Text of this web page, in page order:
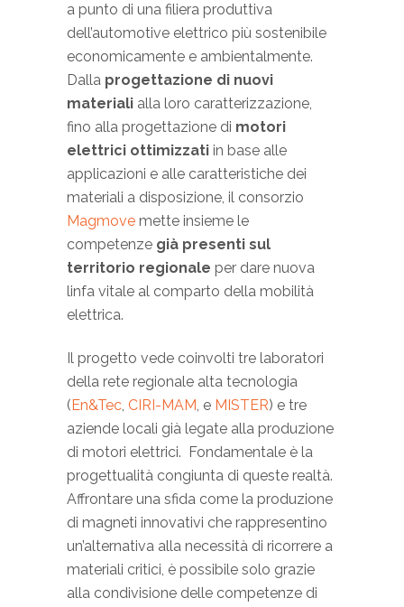
a punto di una filiera produttiva
dell’automotive elettrico più sostenibile
economicamente e ambientalmente.
Dalla progettazione di nuovi
materiali alla loro caratterizzazione,
fino alla progettazione di motori
elettrici ottimizzati in base alle
applicazioni e alle caratteristiche dei
materiali a disposizione, il consorzio
Magmove mette insieme le
competenze già presenti sul
territorio regionale per dare nuova
linfa vitale al comparto della mobilità
elettrica.
Il progetto vede coinvolti tre laboratori
della rete regionale alta tecnologia
(En&Tec, CIRI-MAM, e MISTER) e tre
aziende locali già legate alla produzione
di motori elettrici. Fondamentale è la
progettualità congiunta di queste realtà.
Affrontare una sfida come la produzione
di magneti innovativi che rappresentino
un’alternativa alla necessità di ricorrere a
materiali critici, è possibile solo grazie
alla condivisione delle competenze di